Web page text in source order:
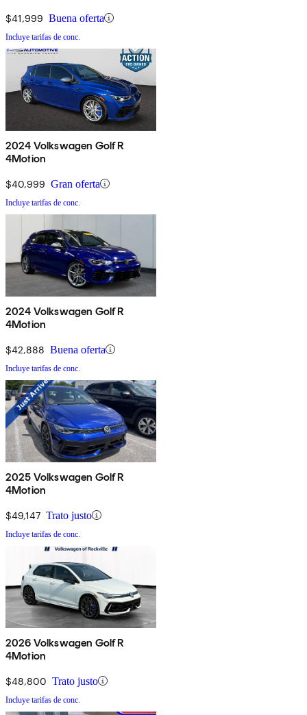
$41,999 Buena oferta
Incluye tarifas de conc.
2024 Volkswagen Golf R
4Motion
$40,999 Gran oferta
Incluye tarifas de conc.
2024 Volkswagen Golf R
4Motion
$42,888 Buena oferta
Incluye tarifas de conc.
2025 Volkswagen Golf R
4Motion
$49,147 Trato justo
Incluye tarifas de conc.
2026 Volkswagen Golf R
4Motion
$48,800 Trato justo
Incluye tarifas de conc.